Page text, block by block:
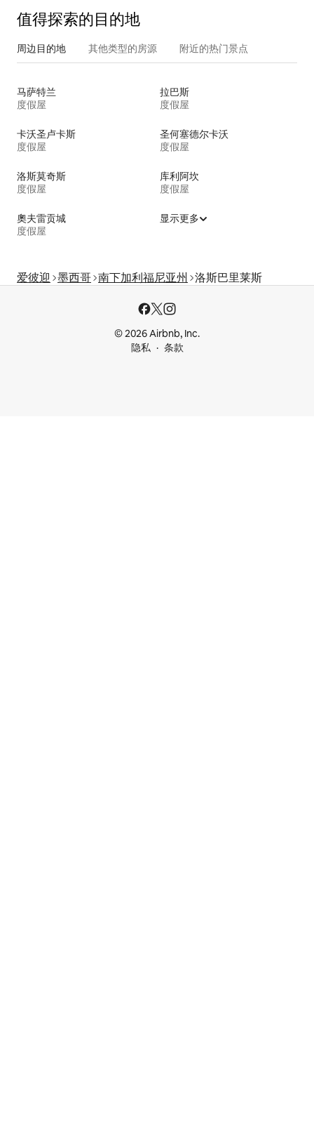
值得探索的目的地
周边目的地 其他类型的房源 附近的热门景点
马萨特兰
度假屋
拉巴斯
度假屋
卡沃圣卢卡斯
度假屋
圣何塞德尔卡沃
度假屋
洛斯莫奇斯
度假屋
库利阿坎
度假屋
奧夫雷贡城
度假屋
显示更多
爱彼迎 墨西哥 南下加利福尼亚州 洛斯巴里莱斯
© 2026 Airbnb, Inc.
隐私
条款